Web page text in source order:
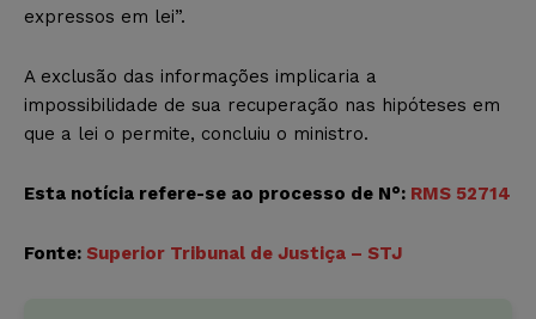
expressos em lei”.
A exclusão das informações implicaria a
impossibilidade de sua recuperação nas hipóteses em
que a lei o permite, concluiu o ministro.
Esta notícia refere-se ao processo de N°: RMS 52714
Fonte: Superior Tribunal de Justiça – STJ